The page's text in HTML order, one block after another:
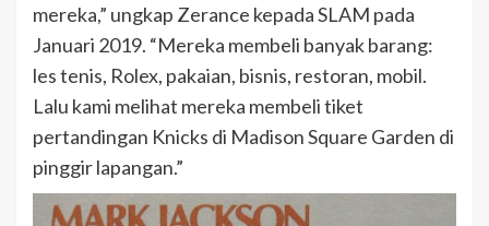
mereka,” ungkap Zerance kepada SLAM pada
Januari 2019. “Mereka membeli banyak barang:
les tenis, Rolex, pakaian, bisnis, restoran, mobil.
Lalu kami melihat mereka membeli tiket
pertandingan Knicks di Madison Square Garden di
pinggir lapangan.”